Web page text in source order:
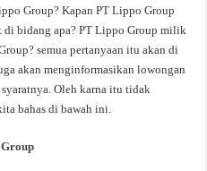
Group? Kapan PT Lippo Group
bidang apa? PT Lippo Group milik
semua pertanyaan itu akan di
akan menginformasikan lowongan
Oleh karna itu tidak
bahas di bawah ini.